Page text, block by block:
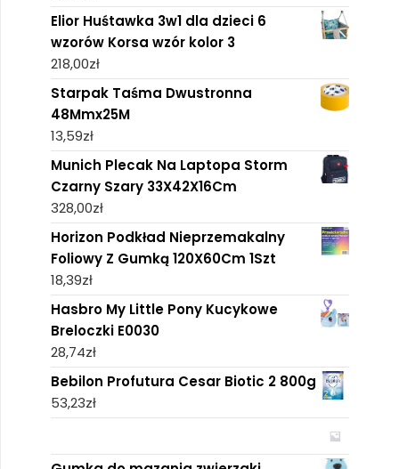
Elior Huśtawka 3w1 dla dzieci 6
wzorów Korsa wzór kolor 3
218,00zł
Starpak Taśma Dwustronna
48Mmx25M
13,59zł
Munich Plecak Na Laptopa Storm
Czarny Szary 33X42X16Cm
328,00zł
Horizon Podkład Nieprzemakalny
Foliowy Z Gumką 120X60Cm 1Szt
18,39zł
Hasbro My Little Pony Kucykowe
Breloczki E0030
28,74zł
Bebilon Profutura Cesar Biotic 2 800g
53,23zł